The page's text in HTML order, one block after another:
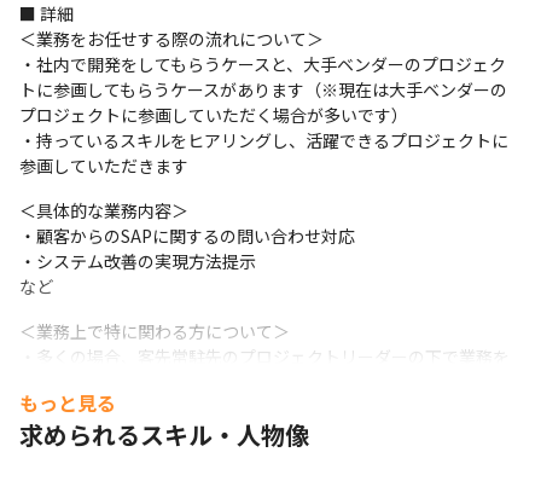
■ 詳細
＜業務をお任せする際の流れについて＞
・社内で開発をしてもらうケースと、大手ベンダーのプロジェク
トに参画してもらうケースがあります（※現在は大手ベンダーの
プロジェクトに参画していただく場合が多いです）
・持っているスキルをヒアリングし、活躍できるプロジェクトに
参画していただきます
＜具体的な業務内容＞
・顧客からのSAPに関するの問い合わせ対応
・システム改善の実現方法提示
など
＜業務上で特に関わる方について＞
・多くの場合、客先常駐先のプロジェクトリーダーの下で業務を
＜サポート体制について＞
・プロジェクトリーダーは参画先によって変わるものの、報連相
もっと見る
求められるスキル・人物像